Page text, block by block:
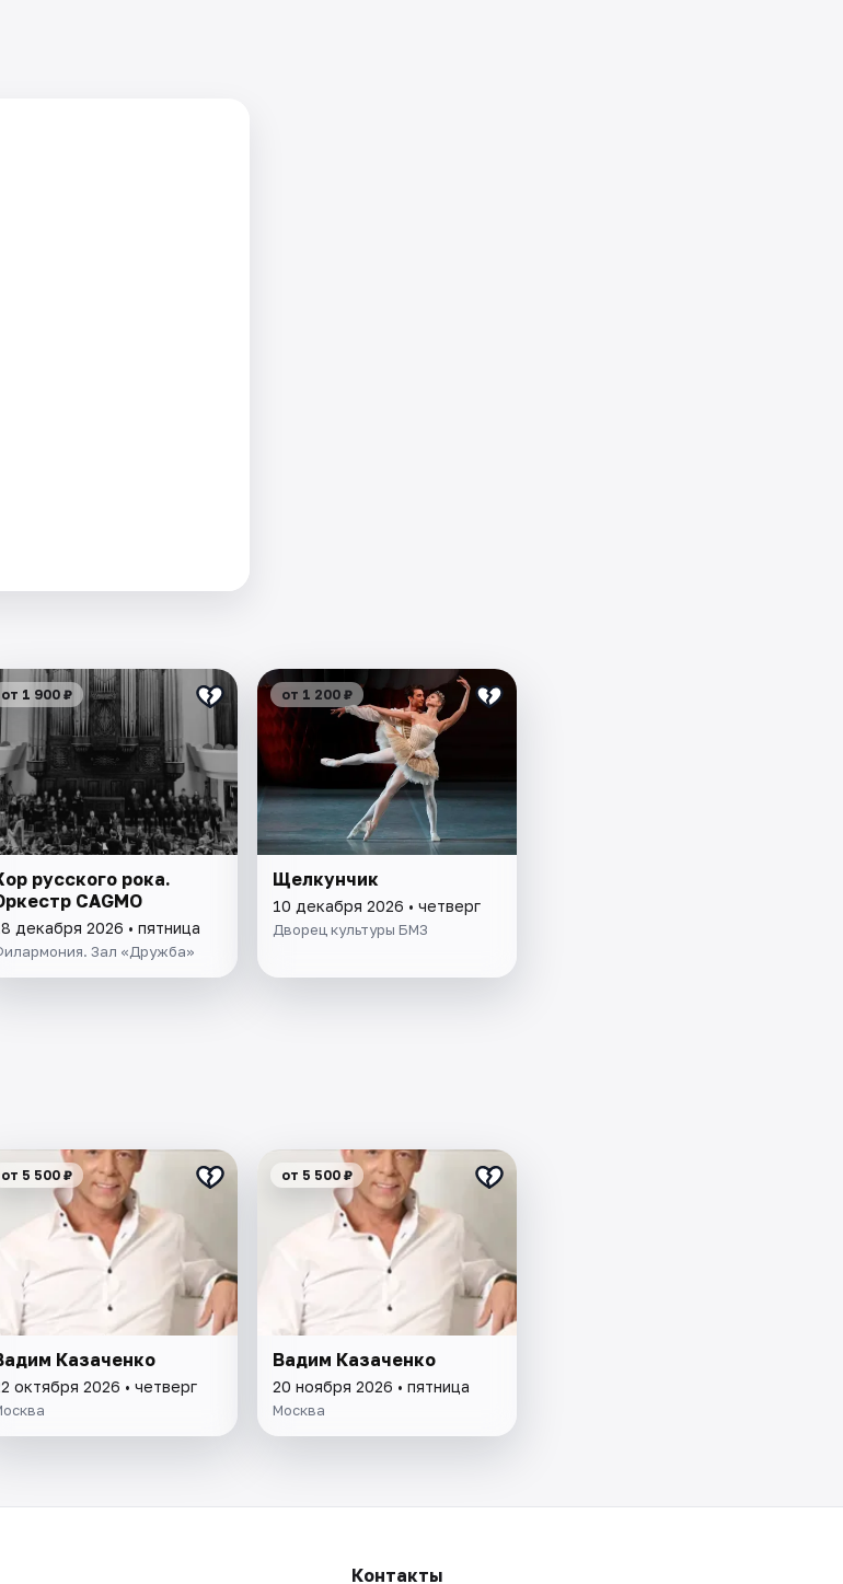
от 1 900 ₽
русского рока.
CAGMO
декабря 2026 • пятница
Зал «Дружба»
от 1 200 ₽
Щелкунчик
10 декабря 2026 • четверг
Дворец культуры БМЗ
от 5 500 ₽
Казаченко
октября 2026 • четверг
от 5 500 ₽
Вадим Казаченко
20 ноября 2026 • пятница
Москва
Контакты